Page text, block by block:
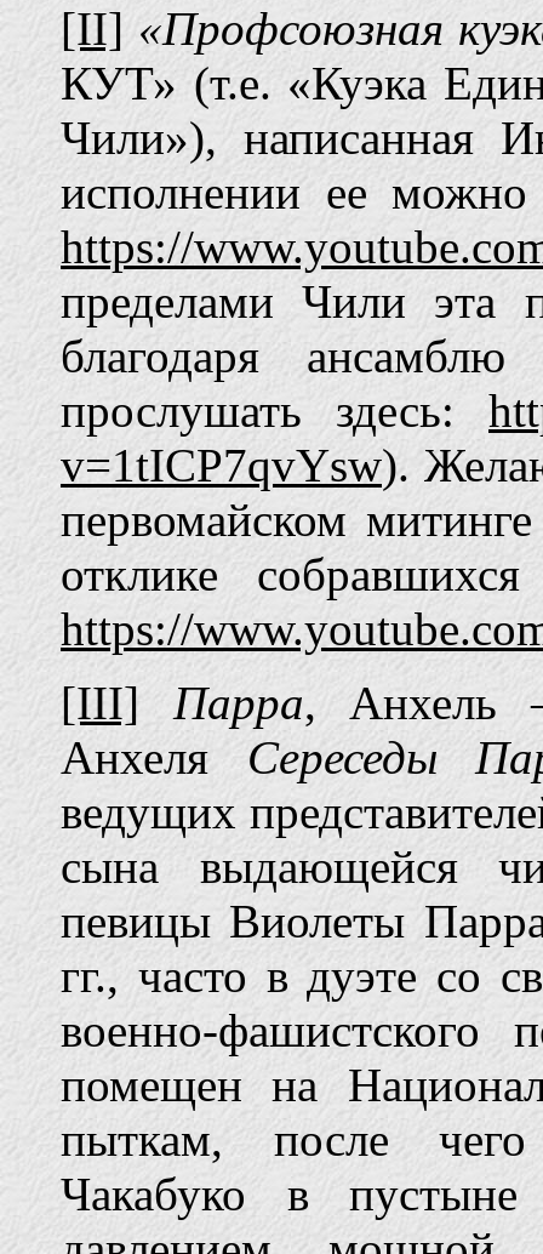
[II] «Профсоюзная
КУТ» (т.е. «Куэка
Чили»), написанная
исполнении ее
https://
пределами Чили эта
благодаря
прослушать здесь:
v=1tICP7qvYsw).
первомайском
отклике
https://
[III]
Парра, Анхель
Анхеля Сереседы
ведущих
сына выдающейся
певицы Виолеты
гг., часто в дуэте со
военно-фашистского
помещен на
пыткам, после
Чакабуко в